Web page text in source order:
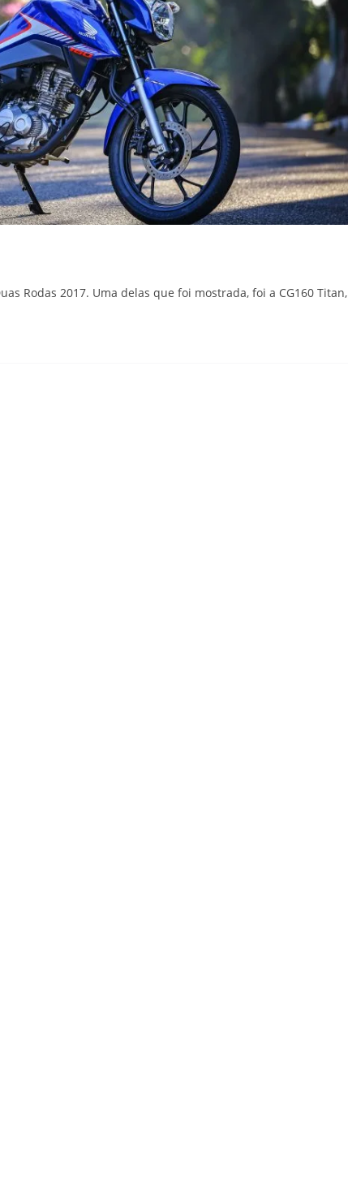
Rodas 2017. Uma delas que foi mostrada, foi a CG160 Titan,